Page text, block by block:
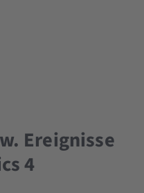
Ereignisse
4